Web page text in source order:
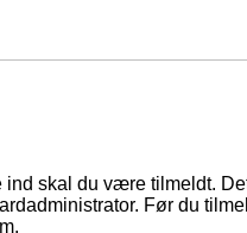
ind skal du være tilmeldt.
Før du